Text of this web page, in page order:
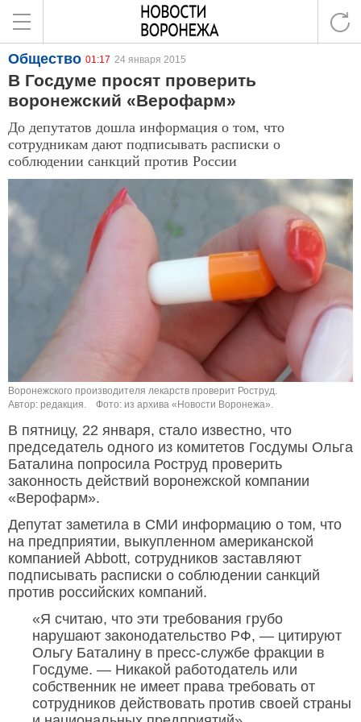
Общество 01:17 24 января 2015
В Госдуме просят проверить
воронежский «Верофарм»
До депутатов дошла информация о том, что
сотрудникам дают подписывать расписки о
соблюдении санкций против России
Воронежского производителя лекарств проверит Роструд.
Автор: редакция.
Фото: из архива «Новости Воронежа».
В пятницу, 22 января, стало известно, что
председатель одного из комитетов Госдумы Ольга
Баталина попросила Роструд проверить
законность действий воронежской компании
«Верофарм».
Депутат заметила в СМИ информацию о том, что
на предприятии, выкупленном американской
компанией Abbott, сотрудников заставляют
подписывать расписки о соблюдении санкций
против российских компаний.
«Я считаю, что эти требования грубо
нарушают законодательство РФ, — цитируют
Ольгу Баталину в пресс-службе фракции в
Госдуме. — Никакой работодатель или
собственник не имеет права требовать от
сотрудников действовать против своей страны